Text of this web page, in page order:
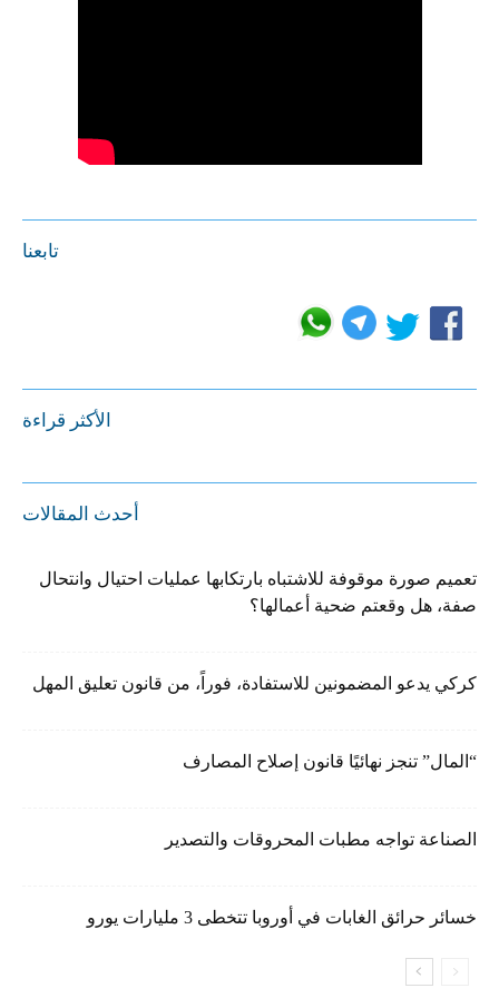
تابعنا
الأكثر قراءة
أحدث المقالات
تعميم صورة موقوفة للاشتباه بارتكابها عمليات احتيال وانتحال
صفة، هل وقعتم ضحية أعمالها؟
كركي يدعو المضمونين للاستفادة، فوراً، من قانون تعليق المهل
“المال” تنجز نهائيًا قانون إصلاح المصارف
الصناعة تواجه مطبات المحروقات والتصدير
خسائر حرائق الغابات في أوروبا تتخطى 3 مليارات يورو